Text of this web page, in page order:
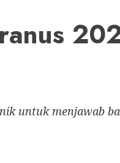
untuk menjawab